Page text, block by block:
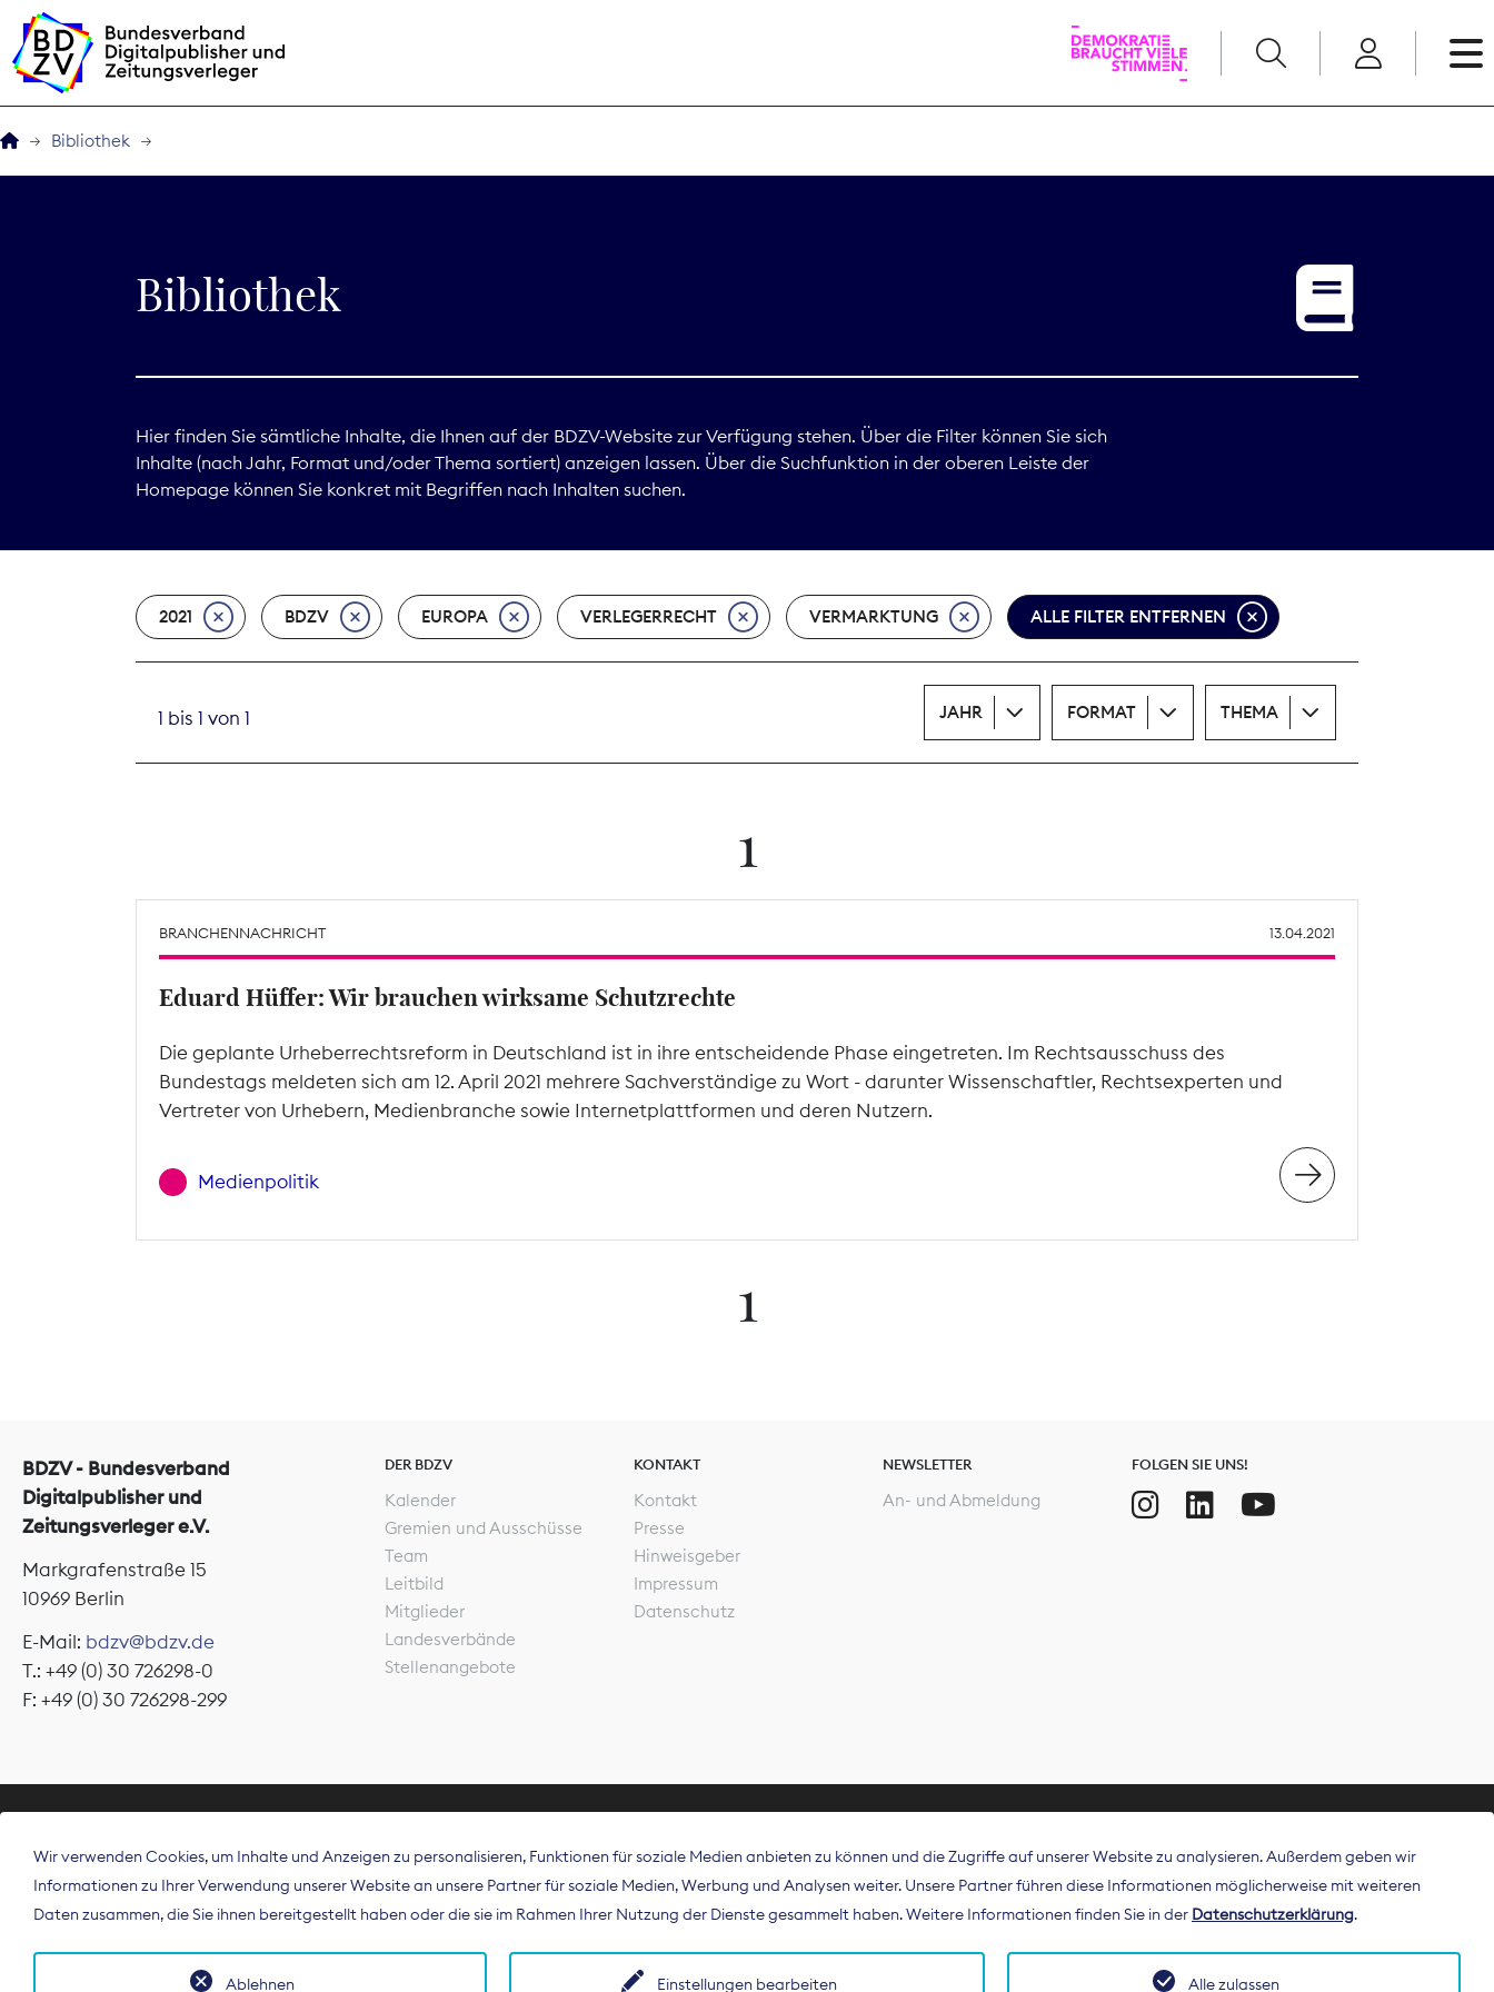
BDZVplus GmbH
Service
Print
Bibliothek
Bibliothek
Hier finden Sie sämtliche Inhalte, die Ihnen auf der BDZV-Website zur Verfügung stehen. Über die Filter können Sie sich
Inhalte (nach Jahr, Format und/oder Thema sortiert) anzeigen lassen. Über die Suchfunktion in der oberen Leiste der
Homepage können Sie konkret mit Begriffen nach Inhalten suchen.
2021 BDZV EUROPA VERLEGERRECHT VERMARKTUNG ALLE FILTER ENTFERNEN
1 bis 1 von 1 JAHR FORMAT THEMA
1
BRANCHENNACHRICHT 13.04.2021
Eduard Hüffer: Wir brauchen wirksame Schutzrechte
Die geplante Urheberrechtsreform in Deutschland ist in ihre entscheidende Phase eingetreten. Im Rechtsausschuss des
Bundestags meldeten sich am 12. April 2021 mehrere Sachverständige zu Wort - darunter Wissenschaftler, Rechtsexperten und
Vertreter von Urhebern, Medienbranche sowie Internetplattformen und deren Nutzern.
Medienpolitik
1
BDZV - Bundesverband
Digitalpublisher und
Zeitungsverleger e.V.
Markgrafenstraße 15
10969 Berlin
E-Mail: bdzv@bdzv.de
T.: +49 (0) 30 726298-0
F: +49 (0) 30 726298-299
DER BDZV
Kalender
Gremien und Ausschüsse
Team
Leitbild
Mitglieder
Landesverbände
Stellenangebote
KONTAKT
Kontakt
Presse
Hinweisgeber
Impressum
Datenschutz
NEWSLETTER
An- und Abmeldung
FOLGEN SIE UNS!
Der Bundesverband Digitalpublisher und Zeitungsverleger (BDZV) vertritt als
Spitzenorganisation die Interessen der Zeitungsverlage und digitalen Publisher in
Deutschland und auf EU-Ebene.
Wir verwenden Cookies, um Inhalte und Anzeigen zu personalisieren, Funktionen für soziale Medien anbieten zu können und die Zugriffe auf unserer Website zu analysieren. Außerdem geben wir
Informationen zu Ihrer Verwendung unserer Website an unsere Partner für soziale Medien, Werbung und Analysen weiter. Unsere Partner führen diese Informationen möglicherweise mit weiteren
Daten zusammen, die Sie ihnen bereitgestellt haben oder die sie im Rahmen Ihrer Nutzung der Dienste gesammelt haben. Weitere Informationen finden Sie in der Datenschutzerklärung.
Einstellungen bearbeiten
Ablehnen Alle zulassen